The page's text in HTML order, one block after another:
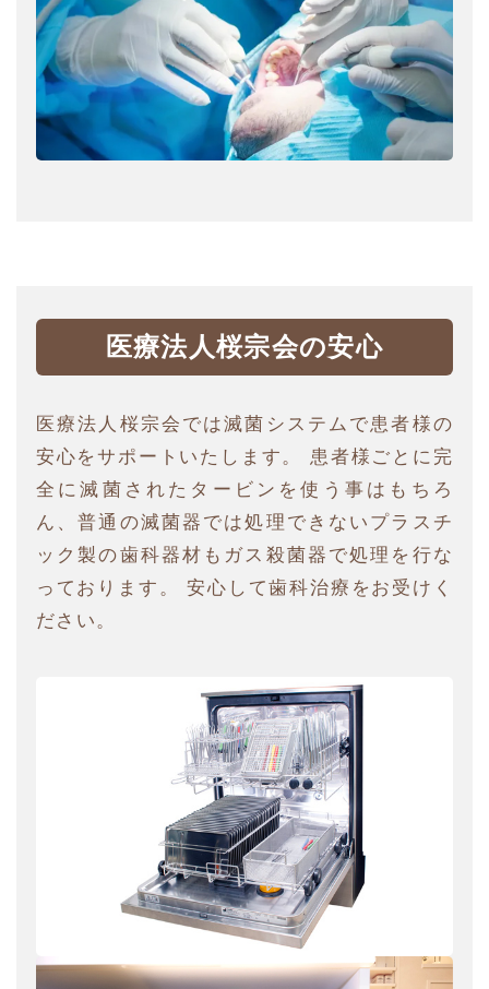
医療法人桜宗会の安心
医療法人桜宗会では滅菌システムで患者様の
安心をサポートいたします。 患者様ごとに完
全に滅菌されたタービンを使う事はもちろ
ん、普通の滅菌器では処理できないプラスチ
ック製の歯科器材もガス殺菌器で処理を行な
っております。 安心して歯科治療をお受けく
ださい。